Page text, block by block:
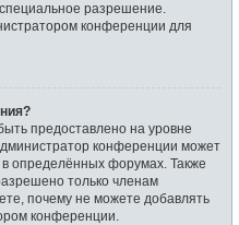
разрешение.
конференции для
предоставлено на уровне
конференции может
определённых форумах. Также
только членам
почему не можете добавлять
конференции.